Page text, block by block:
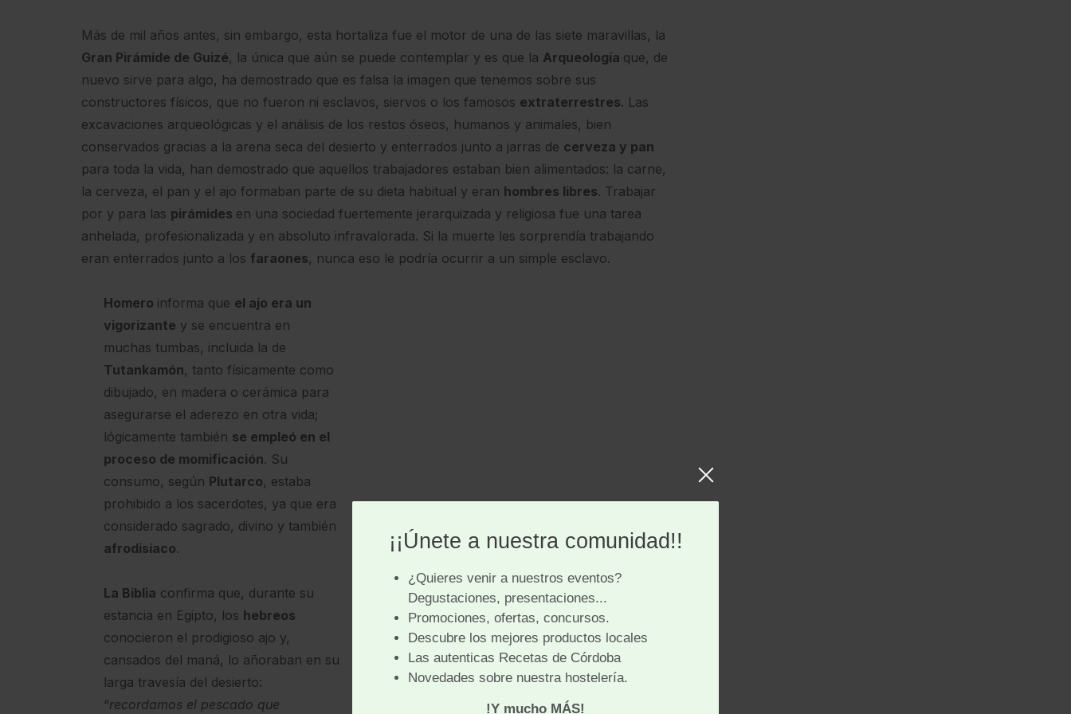
Más de mil años antes, sin embargo, esta hortaliza fue el motor de una de las siete maravillas, la
Gran Pirámide de Guizé, la única que aún se puede contemplar y es que la Arqueología que, de
nuevo sirve para algo, ha demostrado que es falsa la imagen que tenemos sobre sus
constructores físicos, que no fueron ni esclavos, siervos o los famosos extraterrestres. Las
excavaciones arqueológicas y el análisis de los restos óseos, humanos y animales, bien
conservados gracias a la arena seca del desierto y enterrados junto a jarras de cerveza y pan
para toda la vida, han demostrado que aquellos trabajadores estaban bien alimentados: la carne,
la cerveza, el pan y el ajo formaban parte de su dieta habitual y eran hombres libres. Trabajar
por y para las pirámides en una sociedad fuertemente jerarquizada y religiosa fue una tarea
anhelada, profesionalizada y en absoluto infravalorada. Si la muerte les sorprendía trabajando
eran enterrados junto a los faraones, nunca eso le podría ocurrir a un simple esclavo.
Homero informa que el ajo era un
vigorizante y se encuentra en
muchas tumbas, incluida la de
Tutankamón, tanto físicamente como
dibujado, en madera o cerámica para
asegurarse el aderezo en otra vida;
lógicamente también se empleó en el
proceso de momificación. Su
consumo, según Plutarco, estaba
prohibido a los sacerdotes, ya que era
considerado sagrado, divino y también
afrodisíaco.
La Biblia confirma que, durante su
estancia en Egipto, los hebreos
conocieron el prodigioso ajo y,
cansados del maná, lo añoraban en su
larga travesía del desierto:
“recordamos el pescado que